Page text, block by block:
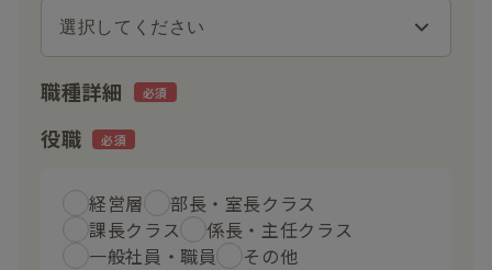
職種詳細
役職
経営層
部長・室長クラス
課長クラス
係長・主任クラス
一般社員・職員
その他